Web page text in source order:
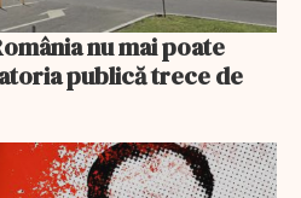
nu mai poate
publică trece de